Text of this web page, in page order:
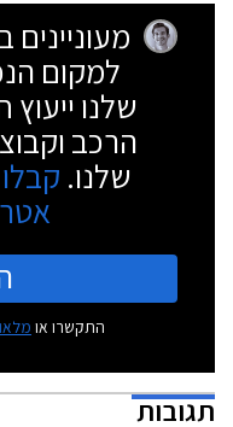
למקום
שלנו
הרכב
שלנו.
התקשרו או
תגובות